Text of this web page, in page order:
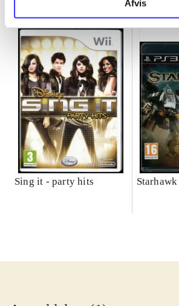
Afvis
Sing it - party hits Starhawk